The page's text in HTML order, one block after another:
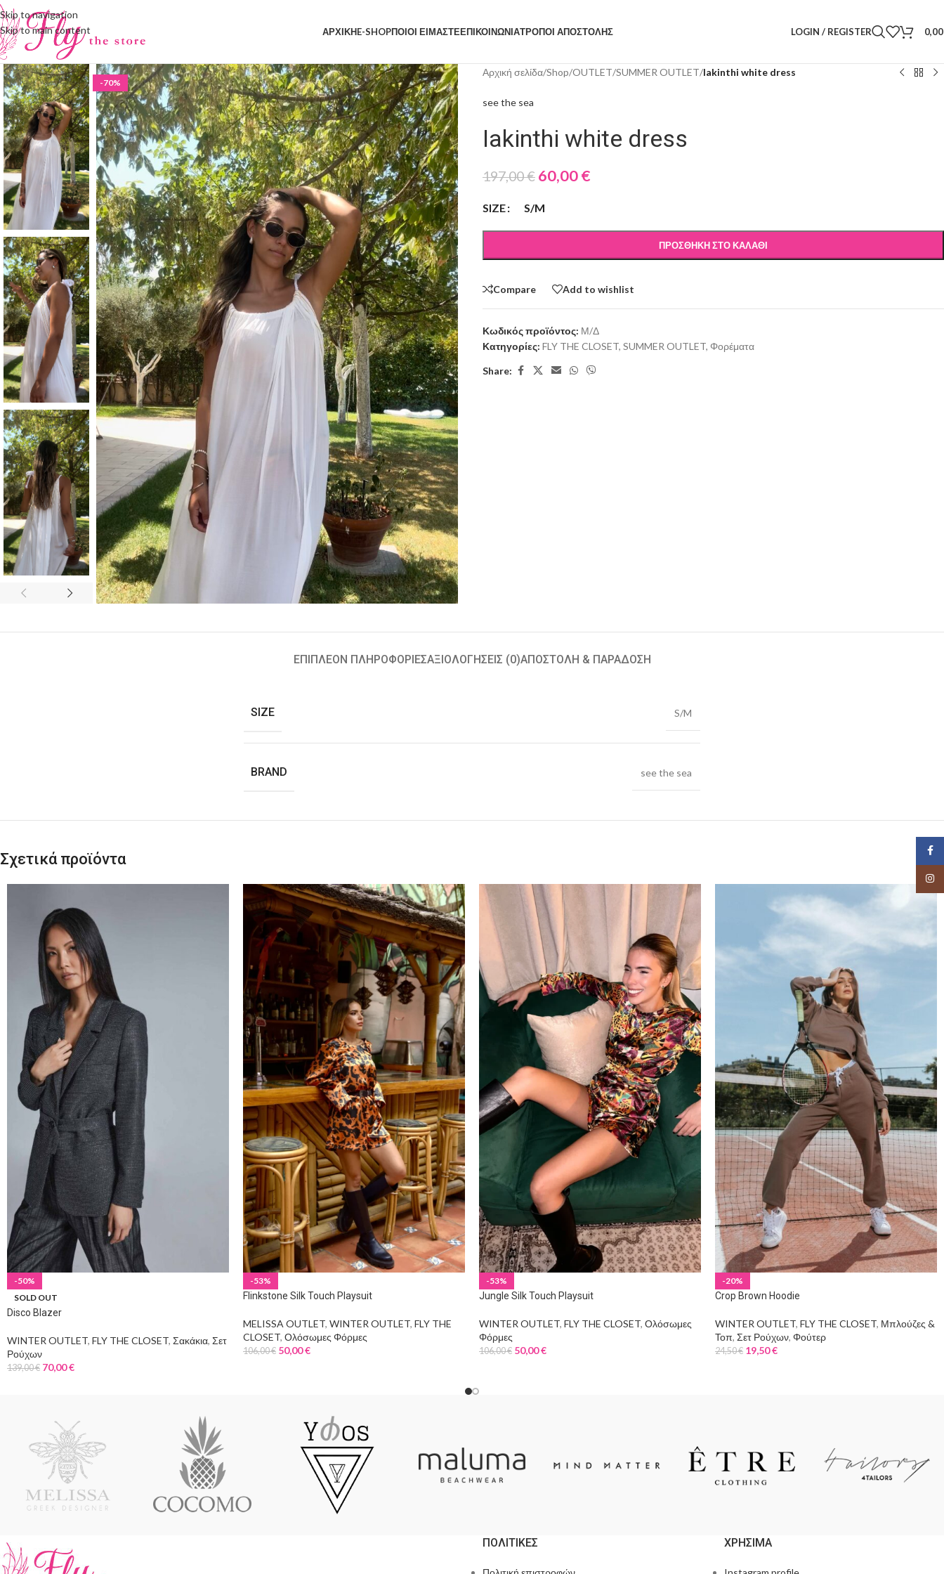
Skip to navigation
Skip to main content
ΑΡΧΙΚΗE-SHOPΠΟΙΟΙ ΕΙΜΑΣΤΕΕΠΙΚΟΙΝΩΝΙΑΤΡΟΠΟΙ ΑΠΟΣΤΟΛΗΣ LOGIN / REGISTER
-70%
Αρχική σελίδα/Shop/OUTLET/SUMMER OUTLET/Iakinthi white dress
see the sea
Iakinthi white dress
197,00€ 60,00€
SIZE S/M
ΠΡΟΣΘΉΚΗ ΣΤΟ ΚΑΛΆΘΙ
Compare Add to wishlist
Κωδικός προϊόντος: Μ/Δ
Κατηγορίες: FLY THE CLOSET, SUMMER OUTLET, Φορέματα
Share:
ΕΠΙΠΛΈΟΝ ΠΛΗΡΟΦΟΡΊΕΣΑΞΙΟΛΟΓΉΣΕΙΣ (0)ΑΠΟΣΤΟΛΉ & ΠΑΡΆΔΟΣΗ
SIZE S/M
BRAND see the sea
Σχετικά προϊόντα
-50%
SOLD OUT
Disco Blazer
WINTER OUTLET, FLY THE CLOSET, Σακάκια, Σετ
Ρούχων
139,00€ 70,00€
-53%
Flinkstone Silk Touch Playsuit
MELISSA OUTLET, WINTER OUTLET, FLY THE
CLOSET, Ολόσωμες Φόρμες
106,00€ 50,00€
-53%
Jungle Silk Touch Playsuit
WINTER OUTLET, FLY THE CLOSET, Ολόσωμες
Φόρμες
106,00€ 50,00€
-20%
Crop Brown Hoodie
WINTER OUTLET, FLY THE CLOSET, Μπλούζες &
Τοπ, Σετ Ρούχων, Φούτερ
24,50€ 19,50€
ΠΟΛΙΤΙΚΕΣ ΧΡΗΣΙΜΑ